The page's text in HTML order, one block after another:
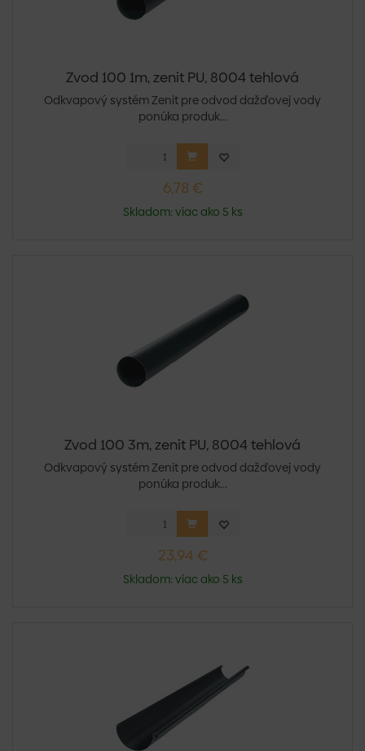
Zvod 100 1m, zenit PU, 8004 tehlová
Odkvapový systém Zenit pre odvod dažďovej vody
ponúka produk...
6,78 €
Skladom: viac ako 5 ks
Zvod 100 3m, zenit PU, 8004 tehlová
Odkvapový systém Zenit pre odvod dažďovej vody
ponúka produk...
23,94 €
Skladom: viac ako 5 ks